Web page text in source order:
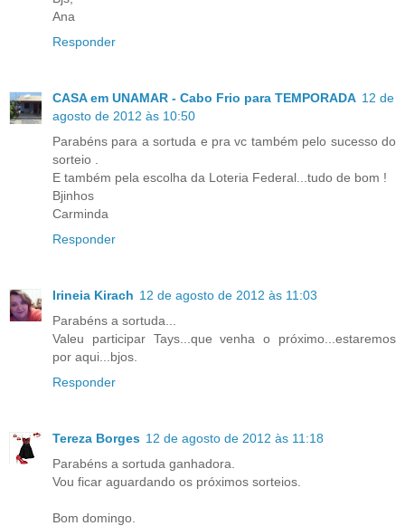
Ana
Responder
CASA em UNAMAR - Cabo Frio para TEMPORADA 12 de
agosto de 2012 às 10:50
Parabéns para a sortuda e pra vc também pelo sucesso do
sorteio .
E também pela escolha da Loteria Federal...tudo de bom !
Bjinhos
Carminda
Responder
Irineia Kirach 12 de agosto de 2012 às 11:03
Parabéns a sortuda...
Valeu participar Tays...que venha o próximo...estaremos
por aqui...bjos.
Responder
Tereza Borges 12 de agosto de 2012 às 11:18
Parabéns a sortuda ganhadora.
Vou ficar aguardando os próximos sorteios.
Bom domingo.